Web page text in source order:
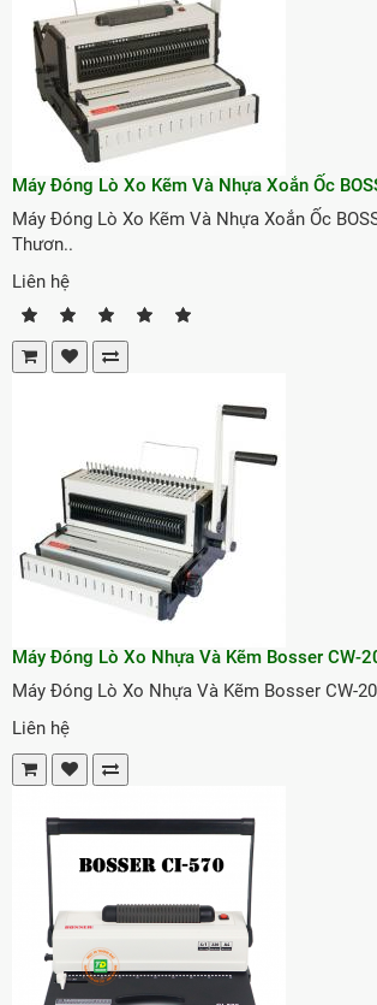
Máy Đóng Lò Xo Kẽm Và Nhựa Xoắn Ốc
Máy Đóng Lò Xo Kẽm Và Nhựa Xoắn Ốc
Thươn..
Liên hệ
Máy Đóng Lò Xo Nhựa Và Kẽm Bosser CW-
Máy Đóng Lò Xo Nhựa Và Kẽm Bosser CW-
Liên hệ